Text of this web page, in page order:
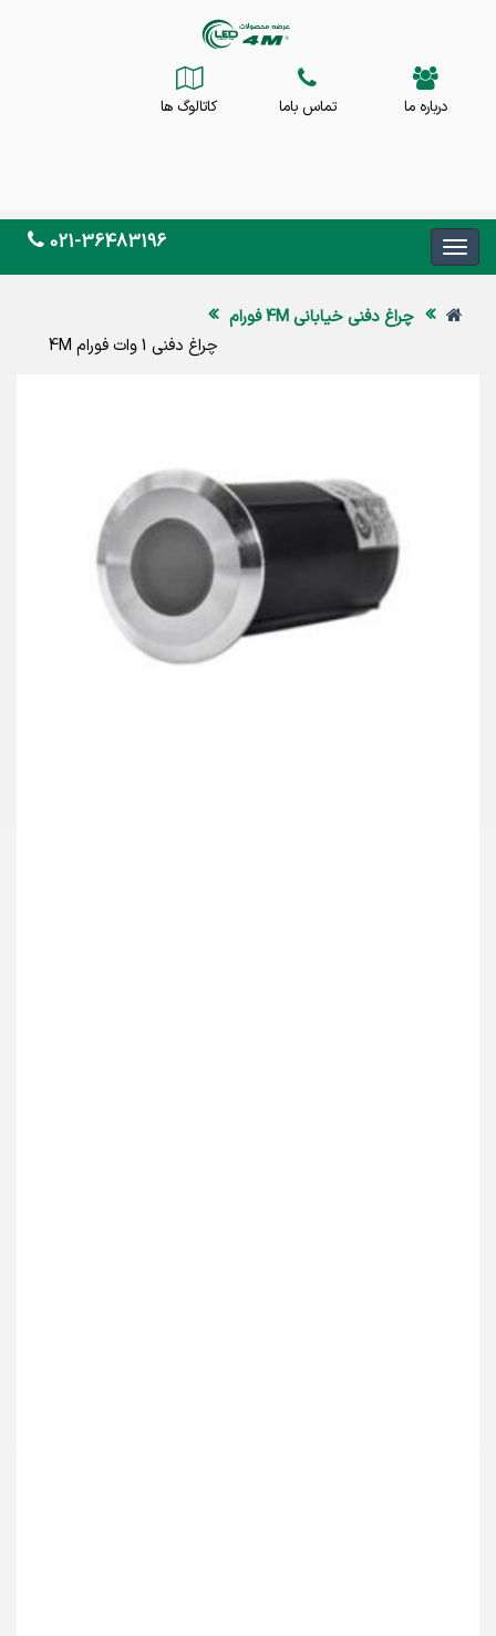
درباره ما تماس باما کاتالوگ ها
021-36483196
چراغ دفنی خیابانی 4M فورام
چراغ دفنی 1 وات فورام 4M